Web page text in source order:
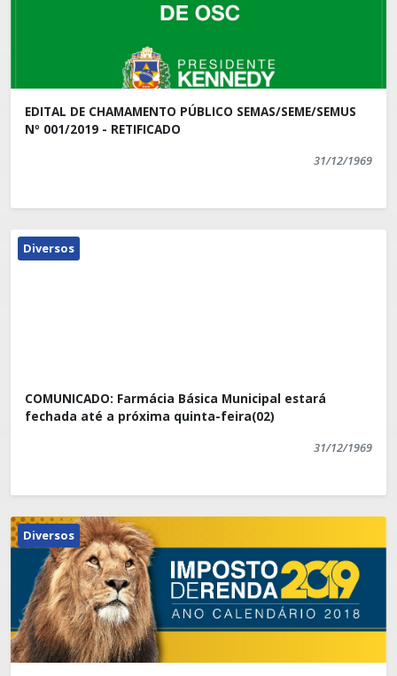
EDITAL DE CHAMAMENTO PÚBLICO SEMAS/SEME/SEMUS
Nº 001/2019 - RETIFICADO
31/12/1969
Diversos
COMUNICADO: Farmácia Básica Municipal estará
fechada até a próxima quinta-feira(02)
31/12/1969
Diversos